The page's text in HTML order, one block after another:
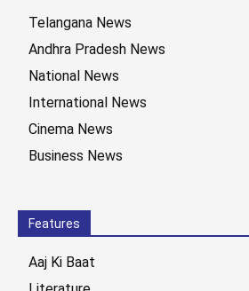
Telangana News
Andhra Pradesh News
National News
International News
Cinema News
Business News
Features
Aaj Ki Baat